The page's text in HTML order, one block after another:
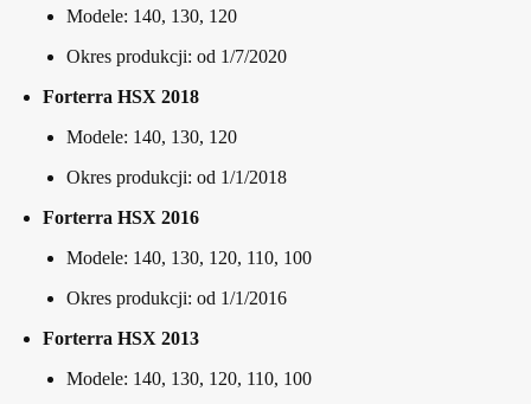
Modele: 140, 130, 120
Okres produkcji: od 1/7/2020
Forterra HSX 2018
Modele: 140, 130, 120
Okres produkcji: od 1/1/2018
Forterra HSX 2016
Modele: 140, 130, 120, 110, 100
Okres produkcji: od 1/1/2016
Forterra HSX 2013
Modele: 140, 130, 120, 110, 100